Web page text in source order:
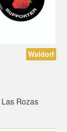
Waldorf
Rozas